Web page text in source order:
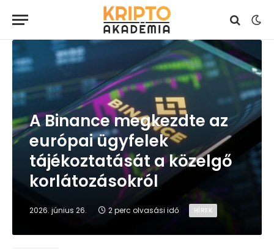
A Binance megkezdte az
európai ügyfelek
tájékoztatását a közelgő
korlátozásokról
2026. június 26. 2 perc olvasási idő HÍREK